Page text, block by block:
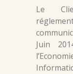
Le
Juin